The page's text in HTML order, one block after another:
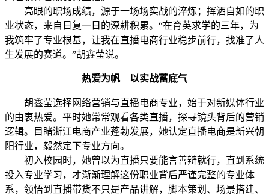
亮眼的职场成绩，源于一场场实战的淬炼；挥洒自如的职
业状态，来自日复一日的深耕积累。“在育英求学的三年，为
我筑牢了专业根基，让我在直播电商行业稳步前行，找准了人
生发展的赛道。”胡鑫莹说。
热爱为帆 以实战蓄底气
胡鑫莹选择网络营销与直播电商专业，始于对新媒体行业
的由衷热爱。平时她常常观看各类直播，探寻镜头背后的营销
逻辑。目睹浙江电商产业蓬勃发展，她认定直播电商是新兴朝
阳行业，毅然定下专业方向。
初入校园时，她曾以为直播只要能言善辩就行，直到系统
投入专业学习，才渐渐理解这份职业背后严谨完整的专业体
系，领悟到直播带货不只是产品讲解，脚本策划、场景搭建、